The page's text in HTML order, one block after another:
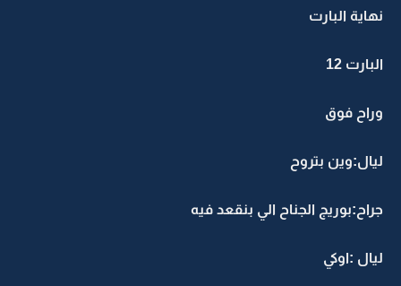
نهاية البارت
البارت 12
وراح فوق
ليال:وين بتروح
جراح:بوريج الجناح الي بنقعد فيه
ليال :اوكي